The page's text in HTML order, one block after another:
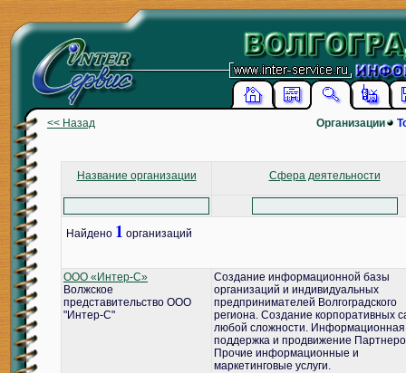
<< Назад Организации
Название организации Сфера деятельности
Найдено 1 организаций
ООО «Интер-С»
Волжское
представительство ООО
"Интер-С"
Создание информационной базы
организаций и индивидуальных
предпринимателей Волгоградского
региона. Создание корпоративных
любой сложности. Информационная
поддержка и продвижение
Прочие информационные и
маркетинговые услуги.